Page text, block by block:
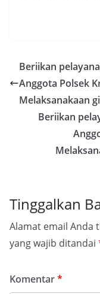
Beriikan
Anggota Polsek
Melaksanakaan
Beriikan
Tinggalkan
Alamat email Anda
yang wajib ditandai
Komentar*